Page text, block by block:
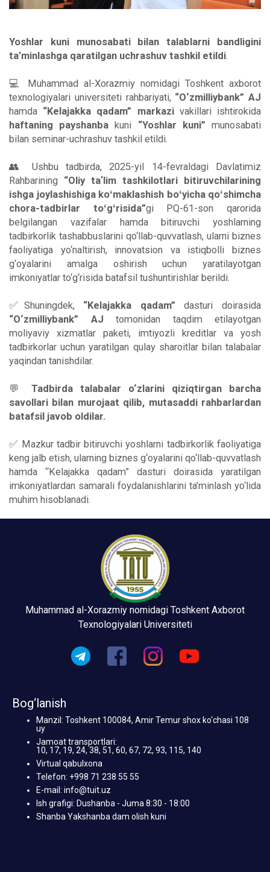
Yoshlar kuni munosabati bilan talablarni bandligini
ta’minlashga qaratilgan uchrashuv tashkil etildi
💻 Muhammad al-Xorazmiy nomidagi Toshkent axborot
texnologiyalari universiteti rahbariyati, “O‘zmilliybank” AJ
hamda “Kelajakka qadam” markazivakillari ishtirokida
haftaning payshanba kuni “Yoshlar kuni” munosabati
bilan seminar-uchrashuv tashkil etildi.
👥 Ushbu tadbirda, 2025-yil 14-fevraldagi Davlatimiz
Rahbarining “Oliy taʼlim tashkilotlari bitiruvchilarining
ishga joylashishiga koʻmaklashish boʻyicha qoʻshimcha
chora-tadbirlar toʻgʻrisida”gi PQ-61-son qarorida
belgilangan vazifalar hamda bitiruvchi yoshlarning
tadbirkorlik tashabbuslarini qo‘llab-quvvatlash, ularni biznes
faoliyatiga yo‘naltirish, innovatsion va istiqbolli biznes
g‘oyalarini amalga oshirish uchun yaratilayotgan
imkoniyatlar to‘g‘risida batafsil tushuntirishlar berildi.
✅Shuningdek, “Kelajakka qadam” dasturi doirasida
“O‘zmilliybank” AJ tomonidan taqdim etilayotgan
moliyaviy xizmatlar paketi, imtiyozli kreditlar va yosh
tadbirkorlar uchun yaratilgan qulay sharoitlar bilan talabalar
yaqindan tanishdilar.
💬
Tadbirda talabalar o‘zlarini qiziqtirgan barcha
savollari bilan murojaat qilib, mutasaddi rahbarlardan
batafsil javob oldilar.
✅ Mazkur tadbir bitiruvchi yoshlarni tadbirkorlik faoliyatiga
keng jalb etish, ularning biznes g‘oyalarini qo‘llab-quvvatlash
hamda “Kelajakka qadam” dasturi doirasida yaratilgan
imkoniyatlardan samarali foydalanishlarini ta’minlash yo‘lida
muhim hisoblanadi.
Muhammad al-Xorazmiy nomidagi Toshkent Axborot
Texnologiyalari Universiteti
Bog‘lanish
Manzil: Toshkent 100084, Amir Temur shox ko‘chasi 108
uy
Jamoat transportlari:
10, 17, 19, 24, 38, 51, 60, 67, 72, 93, 115, 140
Virtual qabulxona
Telefon: +998 71 238 55 55
E-mail: info@tuit.uz
Ish grafigi: Dushanba - Juma 8:30 - 18:00
Shanba Yakshanba dam olish kuni